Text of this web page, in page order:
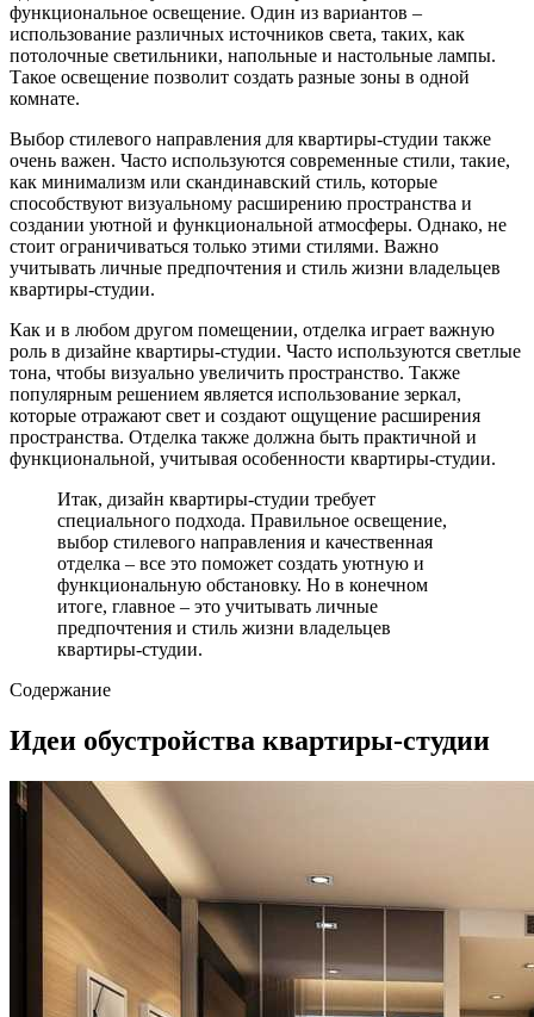
функциональное освещение. Один из вариантов –
использование различных источников света, таких, как
потолочные светильники, напольные и настольные лампы.
Такое освещение позволит создать разные зоны в одной
комнате.
Выбор стилевого направления для квартиры-студии также
очень важен. Часто используются современные стили, такие,
как минимализм или скандинавский стиль, которые
способствуют визуальному расширению пространства и
создании уютной и функциональной атмосферы. Однако, не
стоит ограничиваться только этими стилями. Важно
учитывать личные предпочтения и стиль жизни владельцев
квартиры-студии.
Как и в любом другом помещении, отделка играет важную
роль в дизайне квартиры-студии. Часто используются светлые
тона, чтобы визуально увеличить пространство. Также
популярным решением является использование зеркал,
которые отражают свет и создают ощущение расширения
пространства. Отделка также должна быть практичной и
функциональной, учитывая особенности квартиры-студии.
Итак, дизайн квартиры-студии требует
специального подхода. Правильное освещение,
выбор стилевого направления и качественная
отделка – все это поможет создать уютную и
функциональную обстановку. Но в конечном
итоге, главное – это учитывать личные
предпочтения и стиль жизни владельцев
квартиры-студии.
Содержание
Идеи обустройства квартиры-студии